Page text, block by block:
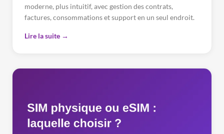
moderne, plus intuitif, avec gestion des contrats,
factures, consommations et support en un seul endroit.
Lire la suite →